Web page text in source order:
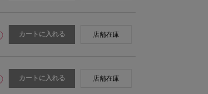
カートに入れる 店舗在庫
カートに入れる 店舗在庫